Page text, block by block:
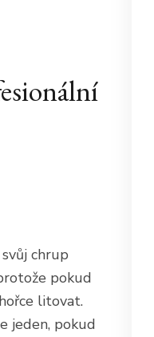
chrup
pokud
litovat.
jeden, pokud